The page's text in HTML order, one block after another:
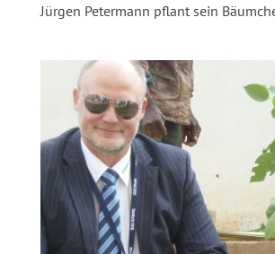
Jürgen Petermann pflant sein